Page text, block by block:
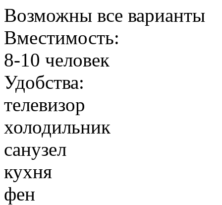
Возможны все варианты
Вместимость:
8-10 человек
Удобства:
телевизор
холодильник
санузел
кухня
фен